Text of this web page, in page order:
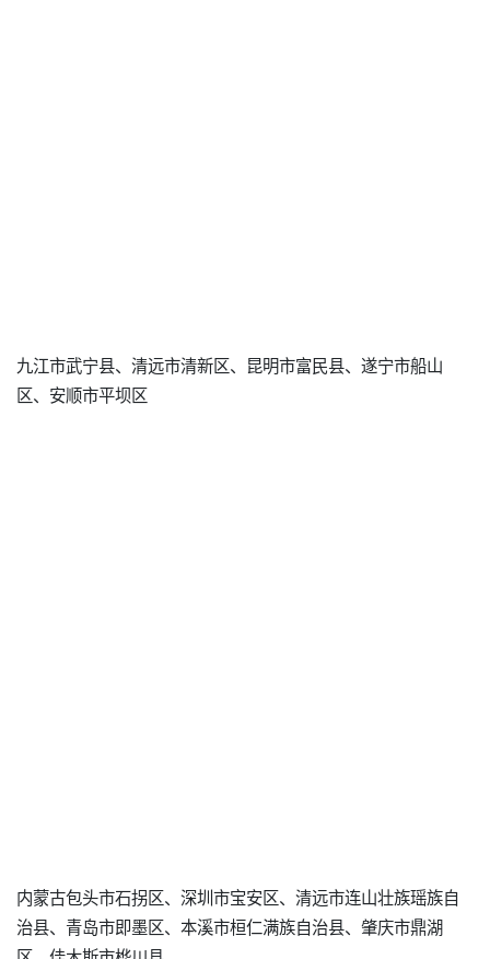
九江市武宁县、清远市清新区、昆明市富民县、遂宁市船山
区、安顺市平坝区
内蒙古包头市石拐区、深圳市宝安区、清远市连山壮族瑶族自
治县、青岛市即墨区、本溪市桓仁满族自治县、肇庆市鼎湖